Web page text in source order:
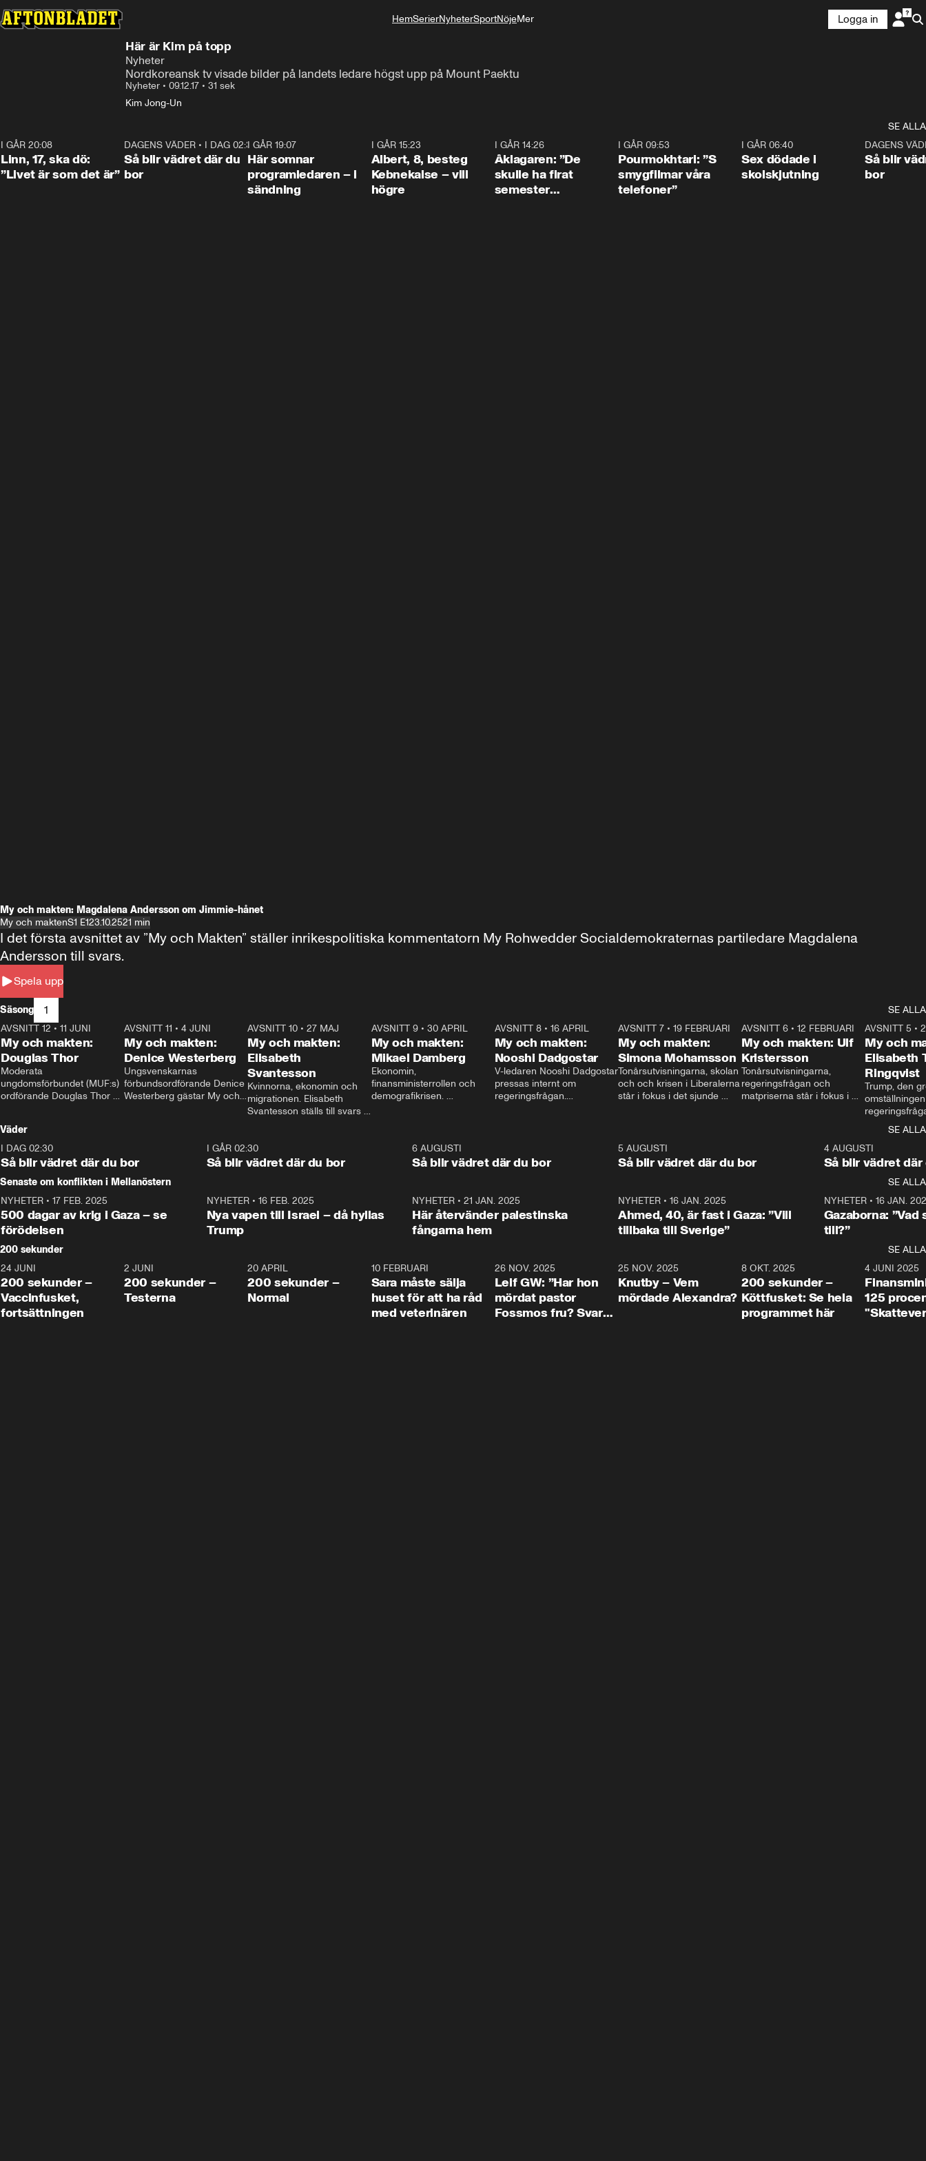
HemSerierNyheterSportNöjeMer
Logga in
Här är Kim på topp
Nyheter
Nordkoreansk tv visade bilder på landets ledare högst upp på Mount Paektu
Nyheter • 09.12.17 • 31 sek
Kim Jong-Un
SE ALLA
I GÅR 20:08
Linn, 17, ska dö:
”Livet är som det är”
1:06
DAGENS VÄDER • I DAG 02:30
Så blir vädret där du
bor
I GÅR 19:07
Här somnar
programledaren – i
sändning
I GÅR 15:23
Albert, 8, besteg
Kebnekaise – vill
högre
I GÅR 14:26
Åklagaren: ”De
skulle ha firat
semester
I GÅR 09:53
Pourmokhtari: ”S
smygfilmar våra
telefoner”
I GÅR 06:40
Sex dödade i
skolskjutning
DAGENS
Så blir
bor
My och makten: Magdalena Andersson om Jimmie-hånet
My och maktenS1 E123.10.2521 min
Spela upp
I det första avsnittet av ”My och Makten” ställer inrikespolitiska kommentatorn My Rohwedder Socialdemokraternas partiledare Magdalena
Andersson till svars.
Säsong 1
SE ALLA
26:27
AVSNITT 12 • 11 JUNI
My och makten:
Douglas Thor
Moderata
ungdomsförbundet (MUF:s)
ordförande Douglas Thor
tonårsutvisningarna och hur
Moderaterna ska locka
väljare till valet i höst.
23:40
AVSNITT 11 •4 JUNI
My och makten:
Denice Westerberg
Ungsvenskarnas
förbundsordförande Denice
Westerberg gästar My och
AVSNITT 10 •27 MAJ
My och makten:
Elisabeth
Svantesson
Kvinnorna, ekonomin och
migrationen. Elisabeth
Svantesson ställs till svars
AVSNITT 9• 30 APRIL
My och makten:
Mikael Damberg
Ekonomin,
finansministerrollen och
demografikrisen.
och Makten.
AVSNITT 8• 16 APRIL
My och makten:
Nooshi Dadgostar
V-ledaren Nooshi Dadgostar
pressas internt om
regeringsfrågan.
– Vi ställer upp i val. Ska vi
vara med så sitter vi förstås
24:30
AVSNITT 7• 19 FEBRUARI
My och makten:
Simona Mohamsson
Tonårsutvisningarna, skolan
och och krisen i Liberalerna
står i fokus i det sjunde
kommentator My
Rohwedder ställer
utbildnings- och
Mohamsson till svars.
27:30
AVSNITT 6 •12 FEBRUARI
My och makten: Ulf
Kristersson
Tonårsutvisningarna,
regeringsfrågan och
matpriserna står i fokus i
Rohwedder ställer
statsminister Ulf Kristersson
AVSNITT 5 •
My och
Elisabeth
Ringqvist
Trump, den
centrum i
avsnittet av
Makten”. Se
Aftonbladets
Rohwedder
Thand Ring
Väder
SE ALLA
I DAG 02:30
Så blir vädret där du bor
1:06
I GÅR 02:30
Så blir vädret där du bor
6 AUGUSTI
Så blir vädret där du bor
5 AUGUSTI
Så blir vädret där du bor
4 AUGUSTI
Så blir vädret där
Senaste om konflikten i Mellanöstern
SE ALLA
NYHETER • 17 FEB. 2025
500 dagar av krig i Gaza – se
förödelsen
NYHETER• 16 FEB. 2025
Nya vapen till Israel – då hyllas
Trump
NYHETER •21 JAN. 2025
Här återvänder palestinska
fångarna hem
NYHETER• 16 JAN. 2025
Ahmed, 40, är fast i Gaza: ”Vill
tillbaka till Sverige”
NYHETER• 16 JAN.
Gazaborna:
till?”
200 sekunder
SE ALLA
5:00
24 JUNI
200 sekunder –
Vaccinfusket,
fortsättningen
4:23
2 JUNI
200 sekunder –
Testerna
20 APRIL
200 sekunder –
Normal
10 FEBRUARI
Sara måste sälja
huset för att ha råd
med veterinären
26 NOV. 2025
Leif GW: ”Har hon
mördat pastor
Fossmos fru? Svar
31:05
25 NOV. 2025
Knutby – Vem
mördade Alexandra?
4:29
8 OKT. 2025
200 sekunder –
Köttfusket: Se hela
programmet här
4 JUNI 2025
125